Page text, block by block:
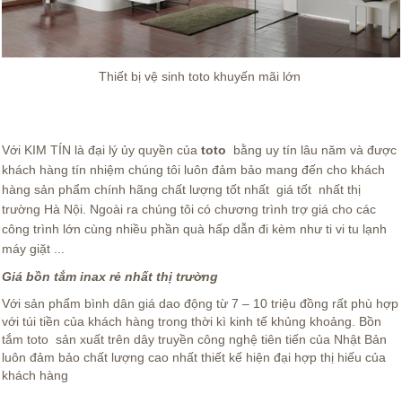
Thiết bị vệ sinh toto khuyến mãi lớn
Với KIM TÍN là đại lý ủy quyền của toto bằng uy tín lâu năm và được
khách hàng tín nhiệm chúng tôi luôn đảm bảo mang đến cho khách
hàng sản phẩm chính hãng chất lượng tốt nhất giá tốt nhất thị
trường Hà Nội. Ngoài ra chúng tôi có chương trình trợ giá cho các
công trình lớn cùng nhiều phần quà hấp dẫn đi kèm như ti vi tu lạnh
máy giặt ...
Giá bồn tắm inax rẻ nhất thị trường
Với sản phẩm bình dân giá dao động từ 7 – 10 triệu đồng rất phù hợp
với túi tiền của khách hàng trong thời kì kinh tế khủng khoảng. Bồn
tắm toto sản xuất trên dây truyền công nghệ tiên tiến của Nhật Bản
luôn đảm bảo chất lượng cao nhất thiết kế hiện đại hợp thị hiếu của
khách hàng